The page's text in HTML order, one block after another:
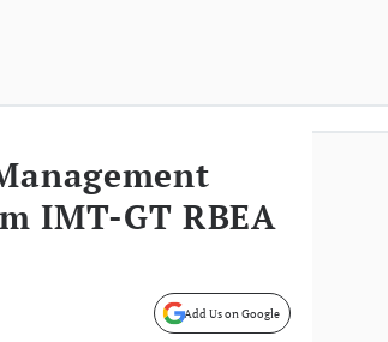
IMT-GT RBEA
Add Us on Google